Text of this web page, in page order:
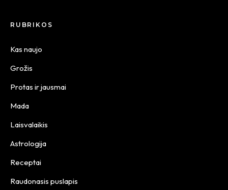
RUBRIKOS
Kas naujo
Grožis
Protas ir jausmai
Mada
Laisvalaikis
Astrologija
Receptai
Raudonasis puslapis